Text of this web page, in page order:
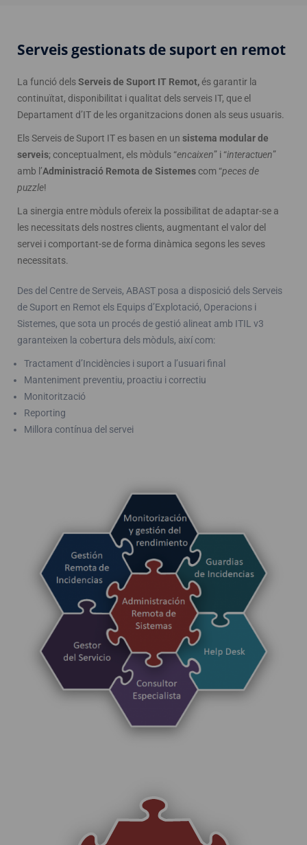
Serveis gestionats de suport en remot
La funció delsServeis de Suport IT Remot,és garantir la
continuïtat, disponibilitat i qualitat dels serveis IT, que el
Departament d’IT de les organitzacions donen als seus usuaris.
Els Serveis de Suport IT es basen en un sistema modular de
serveis; conceptualment, els mòduls “encaixen” i “interactuen”
amb l’Administració Remota de Sistemescom “peces de
puzzle!
La sinergia entre mòduls ofereix la possibilitat de adaptar-se a
les necessitats dels nostres clients, augmentant el valor del
servei i comportant-se de forma dinàmica segons les seves
necessitats.
Des del Centre de Serveis, ABAST posa a disposició dels Serveis
de Suport en Remot els Equips d’Explotació, Operacions i
Sistemes, que sota un procés de gestió alineat amb ITIL v3
garanteixen la cobertura dels mòduls, així com:
Tractament d’Incidències i suport a l’usuari final
Manteniment preventiu, proactiu i correctiu
Monitorització
Reporting
Millora contínua del servei